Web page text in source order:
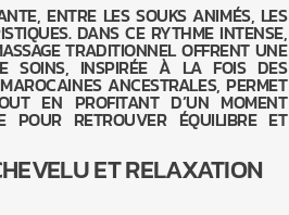
ENTRE LES SOUKS ANIMÉS, LES
DANS CE RYTHME INTENSE,
TRADITIONNEL OFFRENT UNE
SOINS, INSPIRÉE À LA FOIS DES
ANCESTRALES, PERMET
EN PROFITANT D’UN MOMENT
POUR RETROUVER ÉQUILIBRE ET
ET RELAXATION